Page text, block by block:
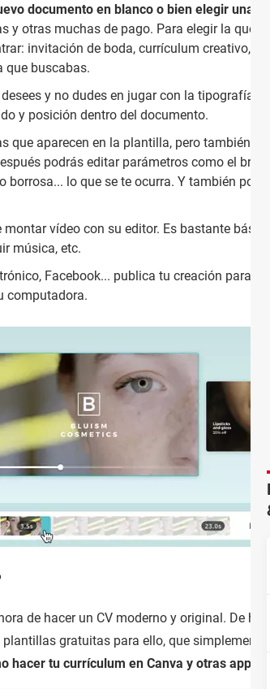
documento en blanco o bien elegir una
otras muchas de pago. Para elegir la que
invitación de boda, currículum creativo,
que buscabas.
y no dudes en jugar con la tipografía.
y posición dentro del documento.
que aparecen en la plantilla, pero también
podrás editar parámetros como el brillo
lo que se te ocurra. Y también
vídeo con su editor. Es bastante
música, etc.
Facebook... publica tu creación para
computadora.
de hacer un CV moderno y original. De
gratuitas para ello, que simplemente
hacer tu currículum en Canva y otras apps